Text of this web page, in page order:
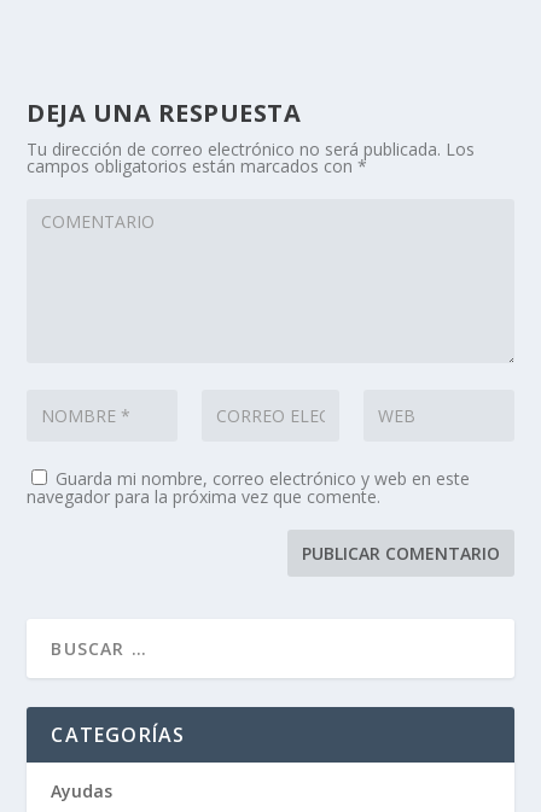
DEJA UNA RESPUESTA
Tu dirección de correo electrónico no será publicada. Los
campos obligatorios están marcados con*
Guarda mi nombre, correo electrónico y web en este
navegador para la próxima vez que comente.
CATEGORÍAS
Ayudas